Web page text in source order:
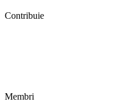
Contribuie
Membri